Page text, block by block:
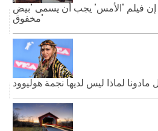
إن فيلم 'الأمس' يجب أن يسمى 'بيض
مخفوق'
لماذا ليس لديها نجمة هوليوود